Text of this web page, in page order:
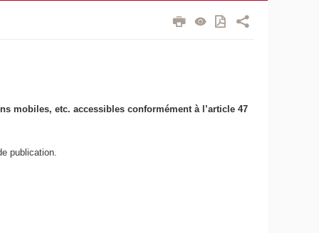
mobiles, etc. accessibles conformément à l’article 47
publication.